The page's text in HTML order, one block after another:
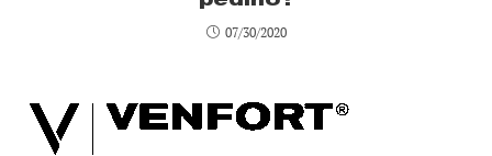
07/30/2020